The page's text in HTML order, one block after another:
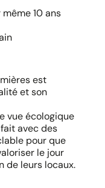
10 ans
est
et son
vue écologique
avec des
pour que
le jour
de leurs locaux.